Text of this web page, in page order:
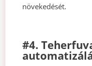
növekedését.
#4.